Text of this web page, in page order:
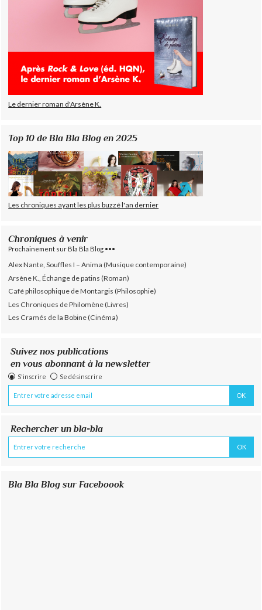
Le dernier roman d'Arsène K.
Top 10 de Bla Bla Blog en 2025
Les chroniques ayant les plus buzzé l'an dernier
Chroniques à venir
Prochainement sur Bla Bla Blog •••
Alex Nante, Souffles I – Anima (Musique contemporaine)
Arsène K., Échange de patins (Roman)
Café philosophique de Montargis (Philosophie)
Les Chroniques de Philomène (Livres)
Les Cramés de la Bobine (Cinéma)
Suivez nos publications
en vous abonnant à la newsletter
S'inscrire Se désinscrire
Rechercher un bla-bla
Bla Bla Blog sur Faceboook